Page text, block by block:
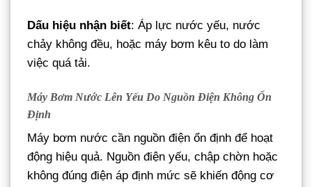
Dấu hiệu nhận biết: Áp lực nước yếu, nước
chảy không đều, hoặc máy bơm kêu to do làm
việc quá tải.
Máy Bơm Nước Lên Yếu Do Nguồn Điện Không Ổn
Định
Máy bơm nước cần nguồn điện ổn định để hoạt
động hiệu quả. Nguồn điện yếu, chập chờn hoặc
không đúng điện áp định mức sẽ khiến động cơ